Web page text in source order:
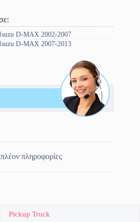
D-MAX 2002-2007
D-MAX 2007-2013
πληροφορίες
Pickup Truck